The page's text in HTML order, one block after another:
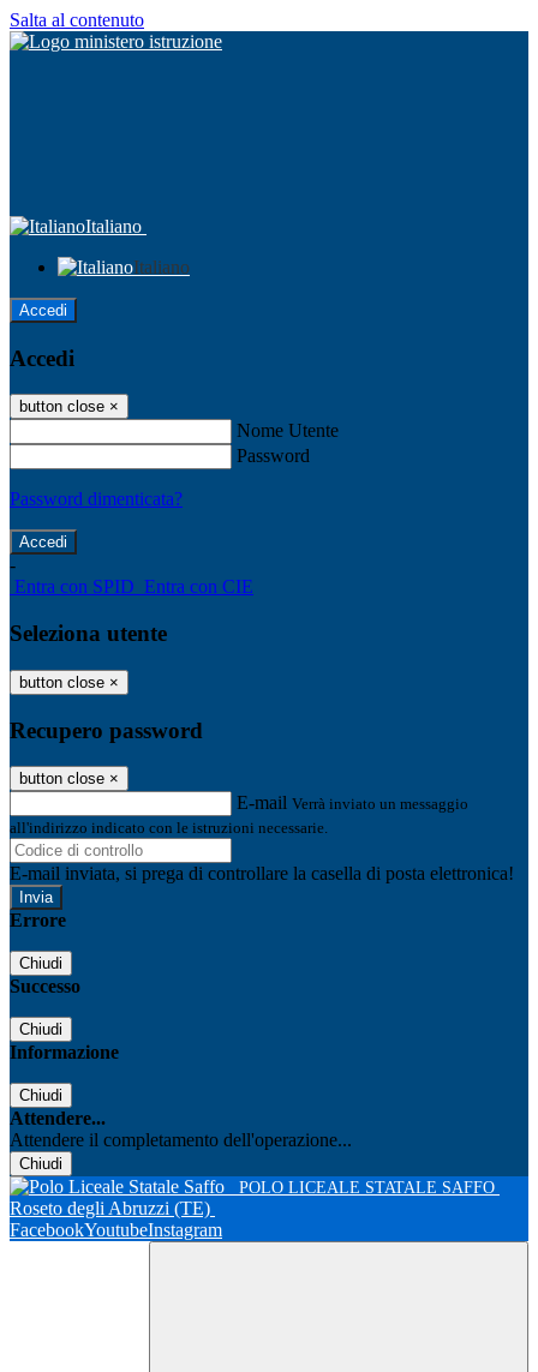
Salta al contenuto
Italiano
Italiano
Accedi
Accedi
button close ×
Nome Utente
Password
Password dimenticata?
-
Entra con SPID Entra con CIE
Seleziona utente
button close ×
Recupero password
button close ×
E-mail Verrà inviato un messaggio
all'indirizzo indicato con le istruzioni necessarie.
E-mail inviata, si prega di controllare la casella di posta elettronica!
Errore
Chiudi
Successo
Chiudi
Informazione
Chiudi
Attendere...
Attendere il completamento dell'operazione...
Chiudi
POLO LICEALE STATALE SAFFO
Roseto degli Abruzzi (TE)
FacebookYoutubeInstagram